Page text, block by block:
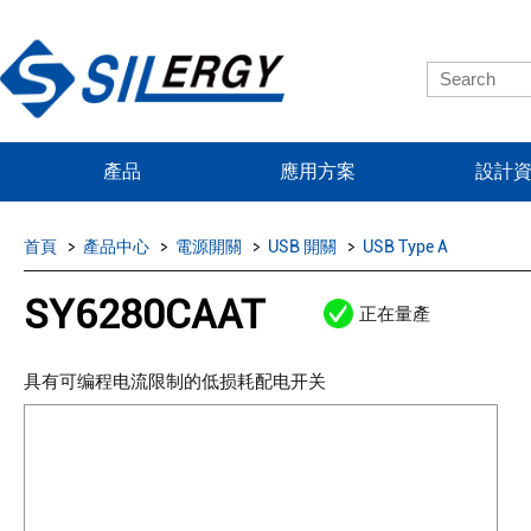
產品 應用方案 設計
首頁 產品中心 電源開關 USB 開關 USB Type A
SY6280CAAT 正在量產
具有可编程电流限制的低损耗配电开关